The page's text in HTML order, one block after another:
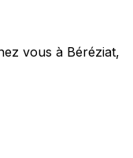
vous à Béréziat,